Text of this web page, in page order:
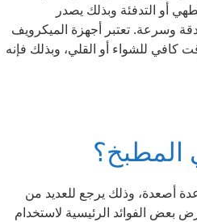
أو التدفئة وبذلك يصدر
وسرعة. تعتبر أجهزة الميكرويف
للشواء أو القلي، وبذلك فإنه
المطبخ؟
أصعدة، وذلك يرجع للعديد من
بعض الفوائد الرئيسية لاستخدام